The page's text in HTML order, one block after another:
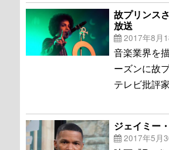
故プリンス
放送
2017年8月
音楽業界を
ーズンに故
テレビ批評
ジェイミー
2017年5月